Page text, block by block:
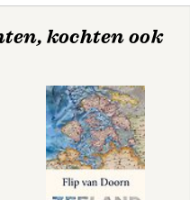
kochten ook